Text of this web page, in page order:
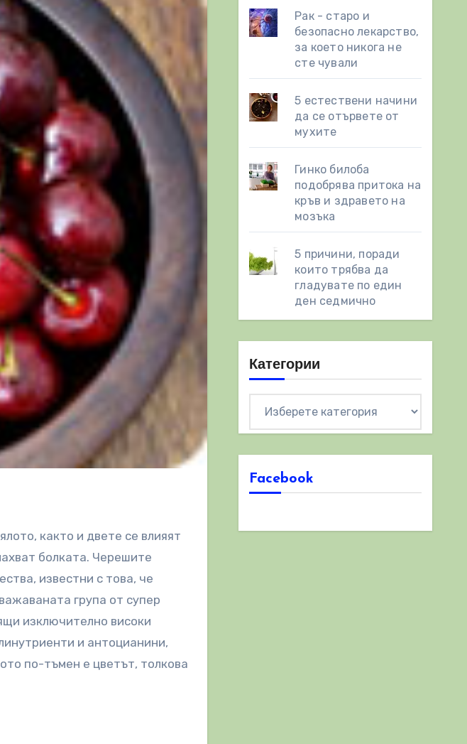
както и двете се влияят
болката. Черешите
известни с това, че
група от супер
изключително високи
и антоцианини,
по-тъмен е цветът, толкова
Рак - старо и
безопасно лекарство,
за което никога не
сте чували
5 естествени начини
да се отървете от
мухите
Гинко билоба
подобрява притока на
кръв и здравето на
мозъка
5 причини, поради
които трябва да
гладувате по един
ден седмично
Категории
Facebook